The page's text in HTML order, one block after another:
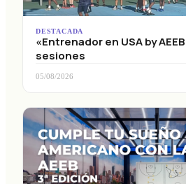
DESTACADA
«Entrenador en USA by
sesiones
05/08/2026